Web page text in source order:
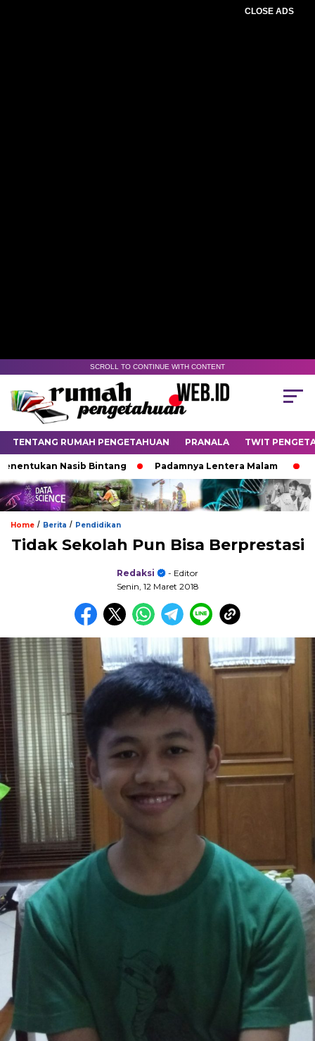
CLOSE ADS
SCROLL TO CONTINUE WITH CONTENT
TENTANG RUMAH PENGETAHUAN PRANALA TWIT
Nasib Bintang Padamnya Lentera Malam Jejak 100
Home / Berita / Pendidikan
Tidak Sekolah Pun Bisa Berprestasi
Redaksi
- Editor
Senin, 12 Maret 2018